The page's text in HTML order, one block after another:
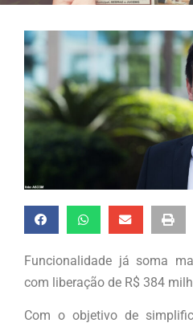
Funcionalidade já soma
com liberação de R$ 384
Com o objetivo de